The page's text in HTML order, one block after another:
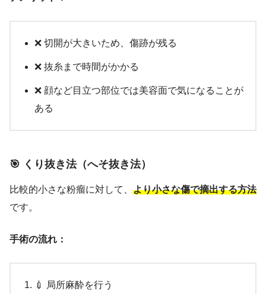
❌ 切開が大きいため、傷跡が残る
❌ 抜糸まで時間がかかる
❌ 顔など目立つ部位では美容面で気になることが
ある
🎯 くり抜き法（へそ抜き法）
比較的小さな粉瘤に対して、 より小さな傷で摘出する方法
です。
手術の流れ：
💉 局所麻酔を行う